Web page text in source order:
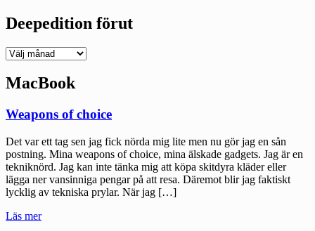
Deepedition förut
Deepedition
MacBook
Weapons of choice
Det var ett tag sen jag fick nörda mig lite men nu gör jag en sån
postning. Mina weapons of choice, mina älskade gadgets. Jag är en
tekniknörd. Jag kan inte tänka mig att köpa skitdyra kläder eller
lägga ner vansinniga pengar på att resa. Däremot blir jag faktiskt
lycklig av tekniska prylar. När jag […]
Läs mer"Weapons